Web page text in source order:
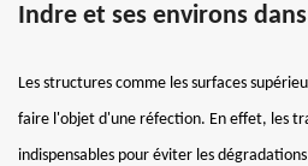
Indre et ses environs
Les structures comme les surfaces
faire l'objet d'une réfection. En effet, les
indispensables pour éviter les